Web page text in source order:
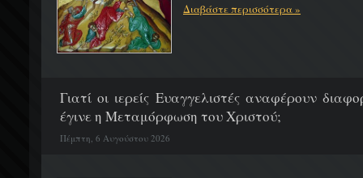
Διαβάστε περισσότερα »
Γιατί οι ιερείς Ευαγγελιστές αναφέρουν
έγινε η Μεταμόρφωση του Χριστού;
Πέμπτη, 6 Αυγούστου 2026